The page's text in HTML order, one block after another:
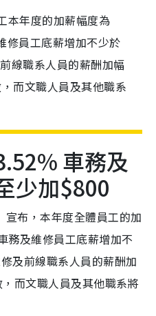
本年度的加薪幅度為
修員工底薪增加不少於
線職系人員的薪酬加幅
而文職人員及其他職系
車務及
少加$800
布，本年度全體員工的加
務及維修員工底薪增加不
及前線職系人員的薪酬加
而文職人員及其他職系將